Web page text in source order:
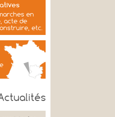
en
acte de
etc.